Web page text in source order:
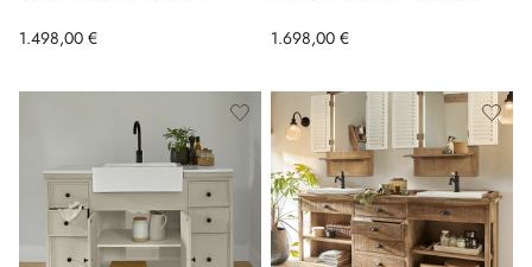
1.498,00 € 1.698,00 €